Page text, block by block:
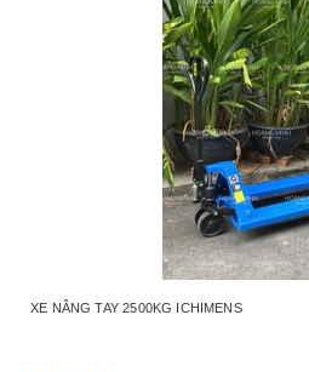
XE NÂNG TAY 2500KG ICHIMENS